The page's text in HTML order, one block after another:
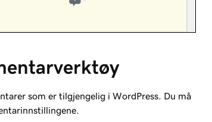
som er tilgjengelig i WordPress. Du må